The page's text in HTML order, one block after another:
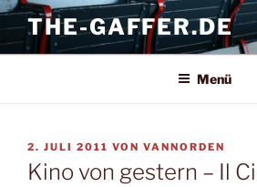
Zum
Inhalt
springen
THE-GAFFER.DE
Menü
VERÖFFENTLICHT
AM
2. JULI 2011 VON VANNORDEN
Kino von gestern – Il